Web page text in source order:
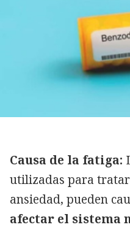
Causa de la fatiga:
utilizadas para
ansiedad, pueden
afectar el sistema